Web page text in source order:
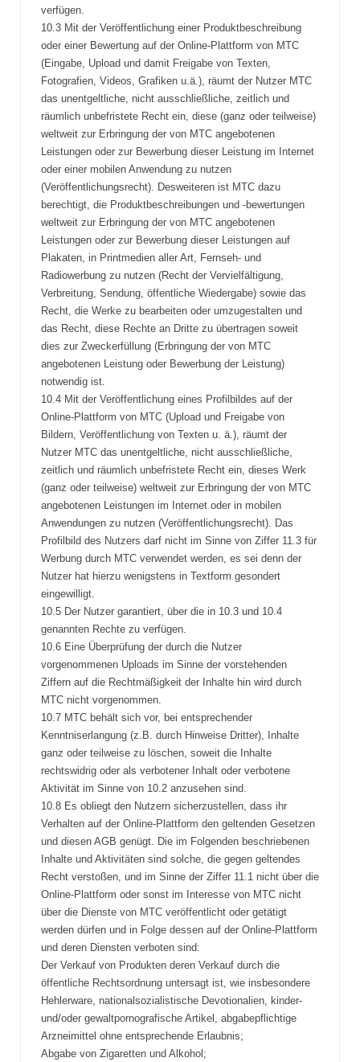
verfügen.
10.3 Mit der Veröffentlichung einer Produktbeschreibung
oder einer Bewertung auf der Online-Plattform von MTC
(Eingabe, Upload und damit Freigabe von Texten,
Fotografien, Videos, Grafiken u.ä.), räumt der Nutzer MTC
das unentgeltliche, nicht ausschließliche, zeitlich und
räumlich unbefristete Recht ein, diese (ganz oder teilweise)
weltweit zur Erbringung der von MTC angebotenen
Leistungen oder zur Bewerbung dieser Leistung im Internet
oder einer mobilen Anwendung zu nutzen
(Veröffentlichungsrecht). Desweiteren ist MTC dazu
berechtigt, die Produktbeschreibungen und -bewertungen
weltweit zur Erbringung der von MTC angebotenen
Leistungen oder zur Bewerbung dieser Leistungen auf
Plakaten, in Printmedien aller Art, Fernseh- und
Radiowerbung zu nutzen (Recht der Vervielfältigung,
Verbreitung, Sendung, öffentliche Wiedergabe) sowie das
Recht, die Werke zu bearbeiten oder umzugestalten und
das Recht, diese Rechte an Dritte zu übertragen soweit
dies zur Zweckerfüllung (Erbringung der von MTC
angebotenen Leistung oder Bewerbung der Leistung)
notwendig ist.
10.4 Mit der Veröffentlichung eines Profilbildes auf der
Online-Plattform von MTC (Upload und Freigabe von
Bildern, Veröffentlichung von Texten u. ä.), räumt der
Nutzer MTC das unentgeltliche, nicht ausschließliche,
zeitlich und räumlich unbefristete Recht ein, dieses Werk
(ganz oder teilweise) weltweit zur Erbringung der von MTC
angebotenen Leistungen im Internet oder in mobilen
Anwendungen zu nutzen (Veröffentlichungsrecht). Das
Profilbild des Nutzers darf nicht im Sinne von Ziffer 11.3 für
Werbung durch MTC verwendet werden, es sei denn der
Nutzer hat hierzu wenigstens in Textform gesondert
eingewilligt.
10.5 Der Nutzer garantiert, über die in 10.3 und 10.4
genannten Rechte zu verfügen.
10.6 Eine Überprüfung der durch die Nutzer
vorgenommenen Uploads im Sinne der vorstehenden
Ziffern auf die Rechtmäßigkeit der Inhalte hin wird durch
MTC nicht vorgenommen.
10.7 MTC behält sich vor, bei entsprechender
Kenntniserlangung (z.B. durch Hinweise Dritter), Inhalte
ganz oder teilweise zu löschen, soweit die Inhalte
rechtswidrig oder als verbotener Inhalt oder verbotene
Aktivität im Sinne von 10.2 anzusehen sind.
10.8 Es obliegt den Nutzern sicherzustellen, dass ihr
Verhalten auf der Online-Plattform den geltenden Gesetzen
und diesen AGB genügt. Die im Folgenden beschriebenen
Inhalte und Aktivitäten sind solche, die gegen geltendes
Recht verstoßen, und im Sinne der Ziffer 11.1 nicht über die
Online-Plattform oder sonst im Interesse von MTC nicht
über die Dienste von MTC veröffentlicht oder getätigt
werden dürfen und in Folge dessen auf der Online-Plattform
und deren Diensten verboten sind:
Der Verkauf von Produkten deren Verkauf durch die
öffentliche Rechtsordnung untersagt ist, wie insbesondere
Hehlerware, nationalsozialistische Devotionalien, kinder-
und/oder gewaltpornografische Artikel, abgabepflichtige
Arzneimittel ohne entsprechende Erlaubnis;
Abgabe von Zigaretten und Alkohol;